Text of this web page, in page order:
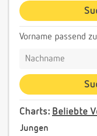
Vorname passend
Charts: Beliebte
Jungen